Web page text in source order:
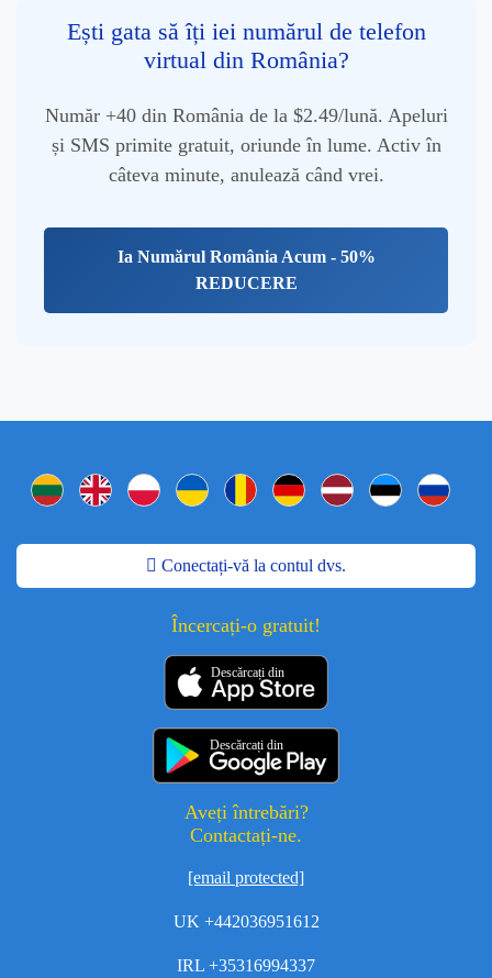
Ești gata să îți iei numărul de telefon
virtual din România?
Număr +40 din România de la $2.49/lună. Apeluri
și SMS primite gratuit, oriunde în lume. Activ în
câteva minute, anulează când vrei.
Ia Numărul România Acum - 50%
REDUCERE
Conectați-vă la contul dvs.
Încercați-o gratuit!
Descărcați din
Descărcați din
Aveți întrebări?
Contactați-ne.
[email protected]
UK +442036951612
IRL +35316994337